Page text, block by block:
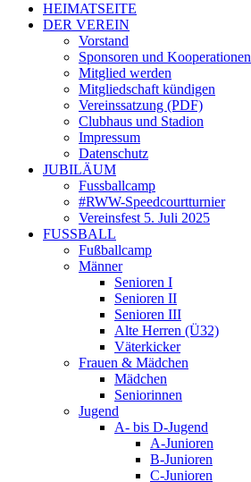
HEIMATSEITE
DER VEREIN
Vorstand
Sponsoren und Kooperationen
Mitglied werden
Mitgliedschaft kündigen
Vereinssatzung (PDF)
Clubhaus und Stadion
Impressum
Datenschutz
JUBILÄUM
Fussballcamp
#RWW-Speedcourtturnier
Vereinsfest 5. Juli 2025
FUSSBALL
Fußballcamp
Männer
Senioren I
Senioren II
Senioren III
Alte Herren (Ü32)
Väterkicker
Frauen & Mädchen
Mädchen
Seniorinnen
Jugend
A- bis D-Jugend
A-Junioren
B-Junioren
C-Junioren